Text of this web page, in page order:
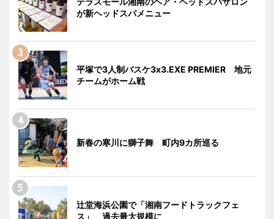
が新ヘッドスパメニュー
平塚で3人制バスケ3x3.EXE PREMIER 地元
チームがホーム戦
新春の寒川に獅子舞 町内9カ所巡る
辻堂海浜公園で「湘南フードトラックフェ
ス」 過去最大規模に